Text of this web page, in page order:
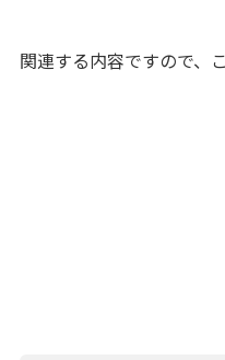
関連する内容ですので、